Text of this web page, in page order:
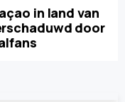
in land van
door